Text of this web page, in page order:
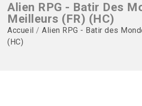
Alien RPG - Batir Des
Meilleurs (FR) (HC)
Accueil / Alien RPG - Batir des
(HC)